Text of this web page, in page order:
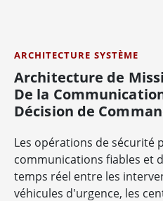
ARCHITECTURE SYSTÈME
Architecture de
De la
Décision de
Les opérations de sécurité
communications fiables et
temps réel entre les
véhicules d'urgence, les